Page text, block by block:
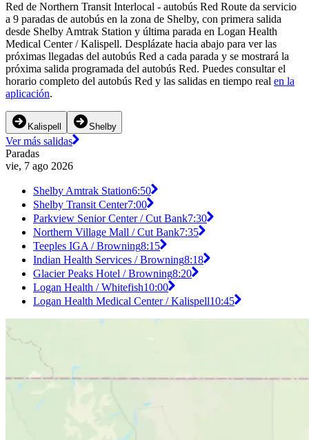
Red de Northern Transit Interlocal - autobús Red Route da servicio
a 9 paradas de autobús en la zona de Shelby, con primera salida
desde Shelby Amtrak Station y última parada en Logan Health
Medical Center / Kalispell. Desplázate hacia abajo para ver las
próximas llegadas del autobús Red a cada parada y se mostrará la
próxima salida programada del autobús Red. Puedes consultar el
horario completo del autobús Red y las salidas en tiempo real en la
aplicación.
Kalispell Shelby
Ver más salidas
Paradas
vie, 7 ago 2026
Shelby Amtrak Station6:50
Shelby Transit Center7:00
Parkview Senior Center / Cut Bank7:30
Northern Village Mall / Cut Bank7:35
Teeples IGA / Browning8:15
Indian Health Services / Browning8:18
Glacier Peaks Hotel / Browning8:20
Logan Health / Whitefish10:00
Logan Health Medical Center / Kalispell10:45